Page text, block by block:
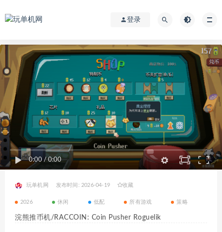
登录
0:00/0:00
玩单机网 发布时间: 2026-04-19 收藏
2026 休闲 低配 所有游戏 策略
浣熊推币机/RACCOIN: Coin Pusher Roguelik